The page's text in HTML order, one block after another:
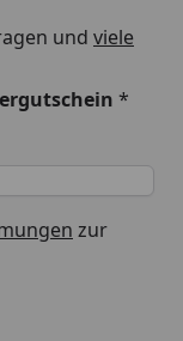
und viele
*
zur